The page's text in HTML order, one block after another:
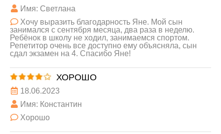
Имя: Светлана
Хочу выразить благодарность Яне. Мой сын
занимался с сентября месяца, два раза в неделю.
Ребёнок в школу не ходил, занимаемся спортом.
Репетитор очень все доступно ему объясняла, сын
сдал экзамен на 4. Спасибо Яне!
ХОРОШО
18.06.2023
Имя: Константин
Хорошо